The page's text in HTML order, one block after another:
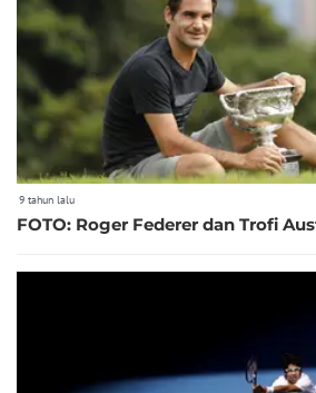
9 tahun lalu
FOTO: Roger Federer dan Trofi